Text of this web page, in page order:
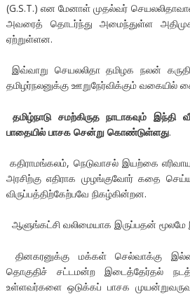
(G.S.T.) என மேனாள் முதல்வர்
அவரைத் தொடர்ந்து அமைந்துள்ள
ஏற்றுள்ளன.
இவ்வாறு செயலலிதா தமிழக நலன்
தமிழர்நலனுக்கு ஊறுநேர்விக்கும் வகையில்
தமிழ்நாடு சமற்கிருத நாடாகவும் இந்தி
பாதையில் பாசக சென்று கொண்டுள்ளது.
கதிராமங்கலம், நெடுவாசல் இயற்கை
அரசிற்கு எதிராக முழங்குவோர் கதை
விருப்பத்திற்கேற்பவே நிகழ்கின்றன.
ஆளுங்கட்சி வலிமையாக இருப்பதன் மூலமே
தினகரனுக்கு மக்கள் செல்வாக்கு
தொகுதிச் சட்டமன்ற இடைத்தேர்தல்
உள்ளவர்களை ஒடுக்கப் பாசக